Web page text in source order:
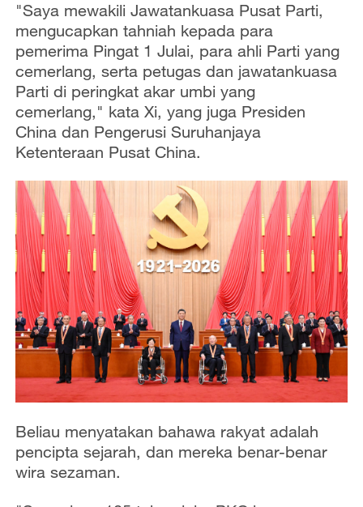
"Saya mewakili Jawatankuasa Pusat Parti,
mengucapkan tahniah kepada para
pemerima Pingat 1 Julai, para ahli Parti yang
cemerlang, serta petugas dan jawatankuasa
Parti di peringkat akar umbi yang
cemerlang," kata Xi, yang juga Presiden
China dan Pengerusi Suruhanjaya
Ketenteraan Pusat China.
Beliau menyatakan bahawa rakyat adalah
pencipta sejarah, dan mereka benar-benar
wira sezaman.